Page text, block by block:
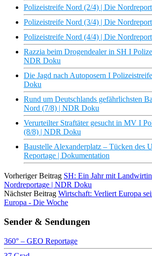
Polizeistreife Nord (2/4) | Die
Polizeistreife Nord (3/4) | Die
Polizeistreife Nord (4/4) | Die
Razzia beim Drogendealer in SH I
NDR Doku
Die Jagd nach Autoposern I
Doku
Rund um Deutschlands gefährlichsten
Nord (7/8) | NDR Doku
Verurteilter Straftäter gesucht in MV I
(8/8) | NDR Doku
Baustelle Alexanderplatz – Tücken des
Reportage | Dokumentation
Vorheriger Beitrag SH: Ein Jahr mit
Nordreportage | NDR Doku
Nächster Beitrag Wirtschaft: Verliert Europa
Europa - Die Woche
Sender & Sendungen
360° – GEO Reportage